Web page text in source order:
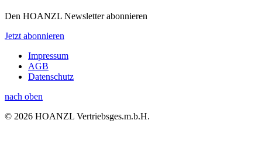
Den HOANZL Newsletter abonnieren
Jetzt abonnieren
Impressum
AGB
Datenschutz
nach oben
© 2026 HOANZL Vertriebsges.m.b.H.